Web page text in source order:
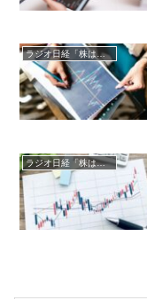
ラジオ日経「株は技術だ！」
ラジオ日経「株は技術だ！」